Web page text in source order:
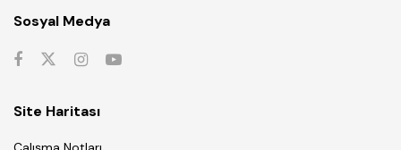
Sosyal Medya
Site Haritası